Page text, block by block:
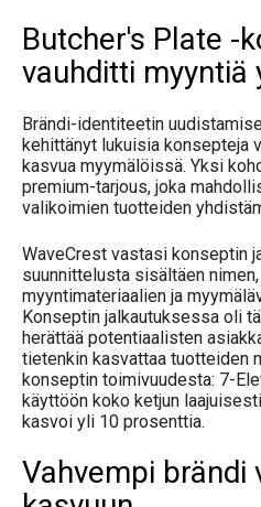
Butcher's Plate -
vauhditti myyntiä
Brändi-identiteetin
kehittänyt lukuisia konsepteja
kasvua myymälöissä. Yksi
premium-tarjous, joka
valikoimien tuotteiden
WaveCrest vastasi konseptin
suunnittelusta sisältäen
myyntimateriaalien ja
Konseptin jalkautuksessa oli
herättää potentiaalisten
tietenkin kasvattaa tuotteiden
konseptin toimivuudesta: 7-
käyttöön koko ketjun
kasvoi yli 10 prosenttia.
Vahvempi brändi